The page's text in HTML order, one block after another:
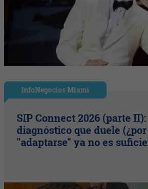
InfoNegocios Miami
SIP Connect 2026 (parte
diagnóstico que duele
"adaptarse" ya no es